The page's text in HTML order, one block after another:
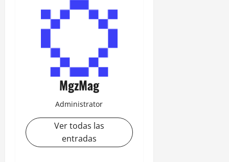
MgzMag
Administrator
Ver todas las
entradas